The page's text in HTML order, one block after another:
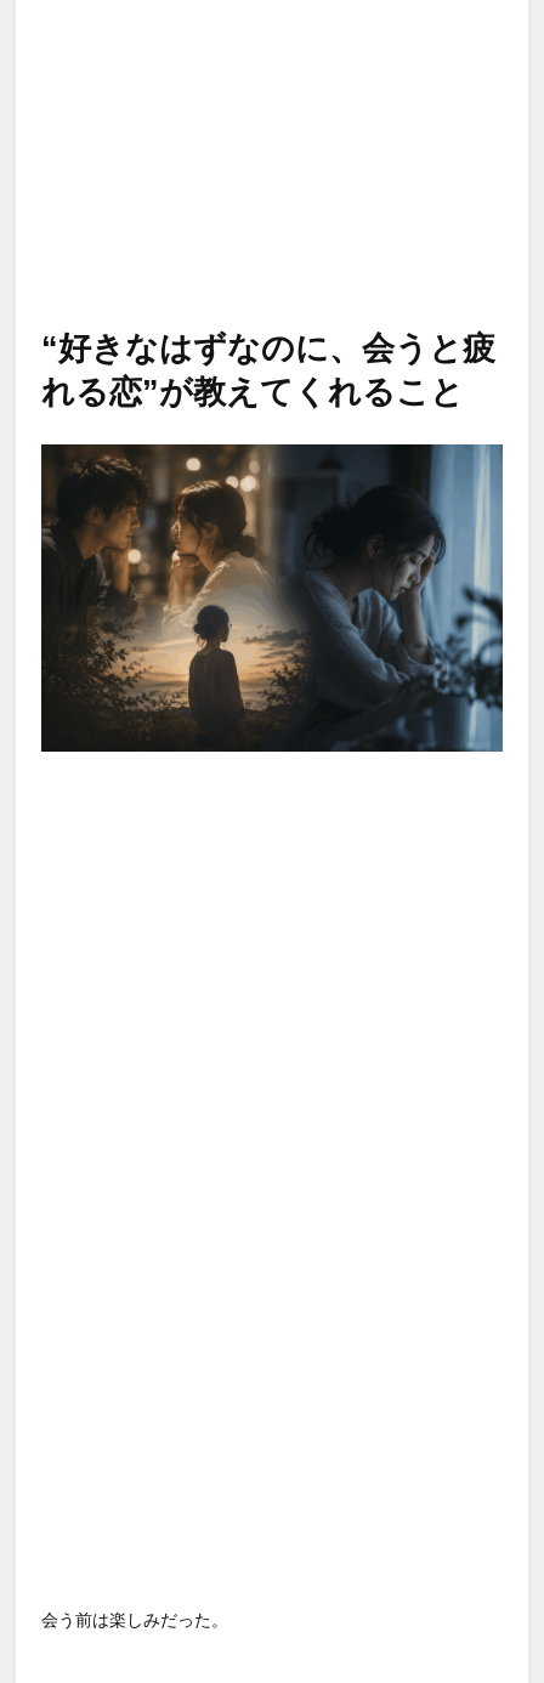
“好きなはずなのに、会うと疲
れる恋”が教えてくれること
会う前は楽しみだった。